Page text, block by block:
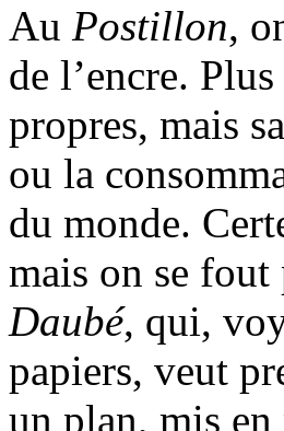
Au Postillon,
de l’encre.
propres, mais
ou la
du monde.
mais on se fout
Daubé, qui,
papiers, veut
un plan, mis